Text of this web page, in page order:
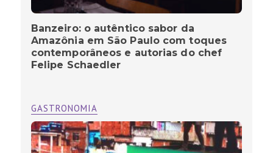
Banzeiro: o autêntico sabor da
Amazônia em São Paulo com toques
contemporâneos e autorias do chef
Felipe Schaedler
GASTRONOMIA